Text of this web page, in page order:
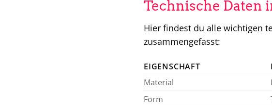
Technische Daten
Hier findest du alle wichtigen
zusammengefasst:
EIGENSCHAFT
Material
Form